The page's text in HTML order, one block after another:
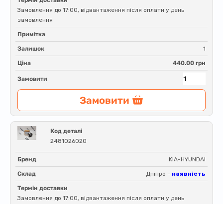
Замовлення до 17:00, відвантаження після оплати у день
замовлення
Примітка
Залишок 1
Ціна 440.00 грн
Замовити
Замовити
Код деталі
2481026020
Бренд KIA-HYUNDAI
Склад Дніпро - наявність
Термін доставки
Замовлення до 17:00, відвантаження після оплати у день